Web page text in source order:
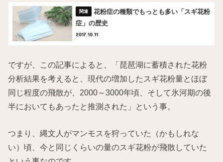
花粉症の種類でもっとも多い「スギ花粉
症」の歴史
2017.10.11
ですが、この記事によると、「琵琶湖に蓄積された花粉
分析結果を考えると、現代の増加したスギ花粉量とほぼ
同じ程度の飛散が、2000～3000年頃、そして氷河期の後
半においてもあったと推測された」という事。
つまり、縄文人がマンモスを狩っていた（かもしれな
い）頃、今と同じくらいの量のスギ花粉が飛散していた